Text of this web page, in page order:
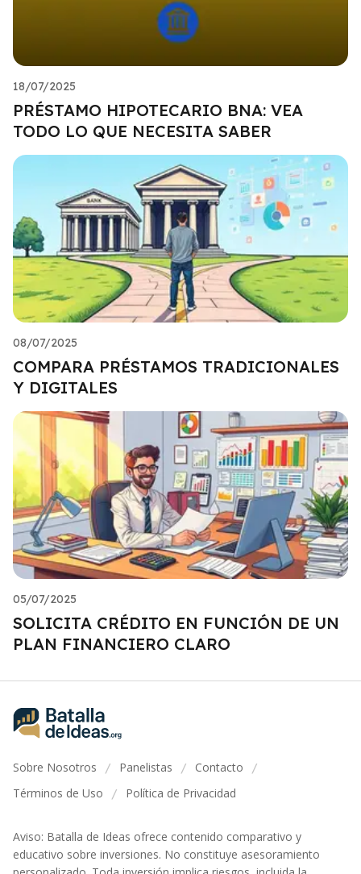
18/07/2025
PRÉSTAMO HIPOTECARIO BNA: VEA
TODO LO QUE NECESITA SABER
08/07/2025
COMPARA PRÉSTAMOS TRADICIONALES
Y DIGITALES
05/07/2025
SOLICITA CRÉDITO EN FUNCIÓN DE UN
PLAN FINANCIERO CLARO
Sobre Nosotros / Panelistas / Contacto /
Términos de Uso / Política de Privacidad
Aviso: Batalla de Ideas ofrece contenido comparativo y
educativo sobre inversiones. No constituye asesoramiento